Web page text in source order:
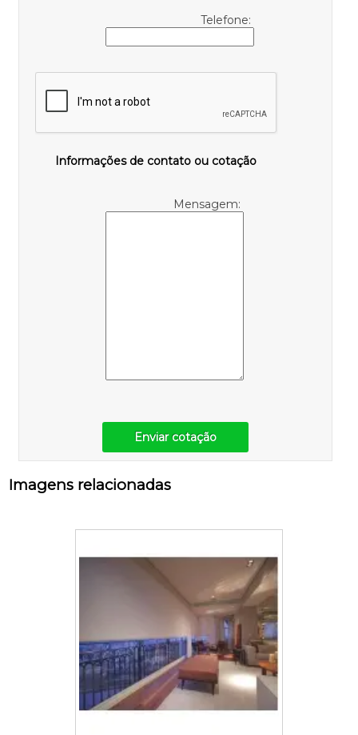
Telefone:
Informações de contato ou cotação
Mensagem:
Enviar cotação
Imagens relacionadas